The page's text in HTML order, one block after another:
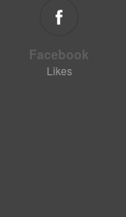
Facebook
Likes